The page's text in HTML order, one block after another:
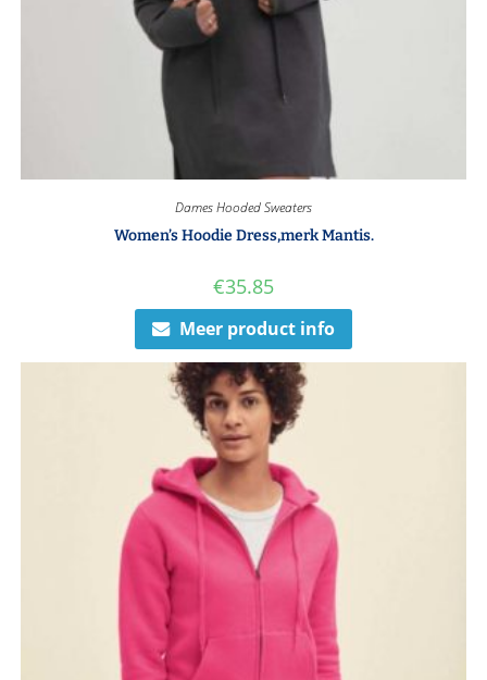
Dames Hooded Sweaters
Women’s Hoodie Dress,merk Mantis.
€35.85
Meer product info